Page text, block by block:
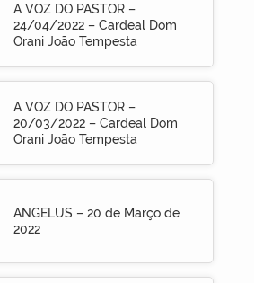
A VOZ DO PASTOR –
24/04/2022 – Cardeal Dom
Orani João Tempesta
A VOZ DO PASTOR –
20/03/2022 – Cardeal Dom
Orani João Tempesta
ANGELUS – 20 de Março de
2022